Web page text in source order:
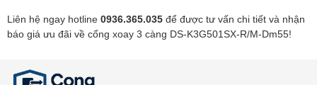
Liên hệ ngay hotline 0936.365.035 để được tư vấn chi tiết và nhận
báo giá ưu đãi về cổng xoay 3 càng DS-K3G501SX-R/M-Dm55!